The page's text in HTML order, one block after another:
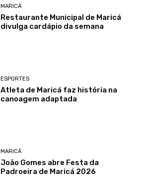
MARICÁ
Restaurante Municipal de Maricá
divulga cardápio da semana
ESPORTES
Atleta de Maricá faz história na
canoagem adaptada
MARICÁ
João Gomes abre Festa da
Padroeira de Maricá 2026